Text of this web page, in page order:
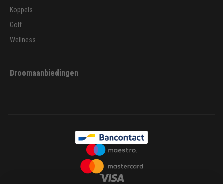
Koppels
Golf
Wellness
Droomaanbiedingen